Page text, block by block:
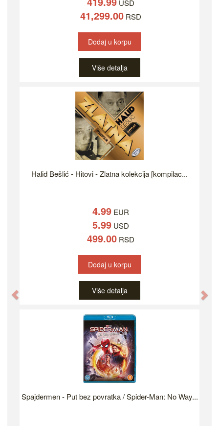
USD
41,299.00 RSD
Dodaj u korpu
Više detalja
Halid Bešlić - Hitovi - Zlatna kolekcija [kompilac...
4.99 EUR
5.99 USD
499.00 RSD
Dodaj u korpu
Više detalja
Spajdermen - Put bez povratka / Spider-Man: No Way...